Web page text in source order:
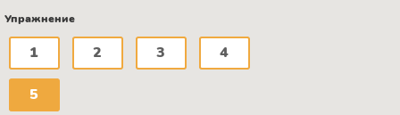
Упражнение
1 2 3 4
5